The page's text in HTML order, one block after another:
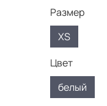
Размер
XS
Цвет
белый